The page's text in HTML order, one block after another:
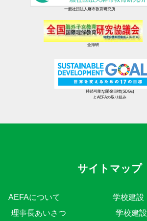
一般社団法人麻布教育研究所
全海研
持続可能な開発目標(SDGs)
とAEFAの取り組み
サイトマップ
AEFAについて
理事長あいさつ
学校建設
学校建設